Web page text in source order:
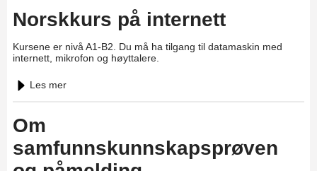
Norskkurs på internett
Kursene er nivå A1-B2. Du må ha tilgang til datamaskin med
internett, mikrofon og høyttalere.
Les mer
Om
samfunnskunnskapsprøven